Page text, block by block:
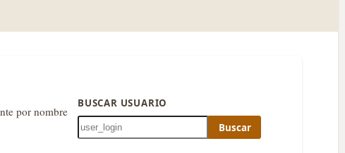
por nombre
BUSCAR USUARIO
Buscar